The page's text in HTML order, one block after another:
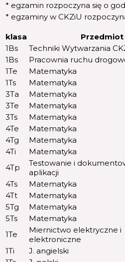
* egzamin rozpoczyna się o
* egzaminy w CKZiU
klasa Przedmiot
1Bs
Techniki Wytwarzania
1Bs
Pracownia ruchu
1Te
Matematyka
1Ts
Matematyka
3Ta
Matematyka
3Te
Matematyka
3Ts
Matematyka
4Te
Matematyka
4Tg
Matematyka
4Ti
Matematyka
4Tp
Testowanie i
aplikacji
4Ts
Matematyka
4Tt
Matematyka
5Tg
Matematyka
5Ts
Matematyka
1Te
Miernictwo elektryczne i
elektroniczne
1Ti
J. angielski